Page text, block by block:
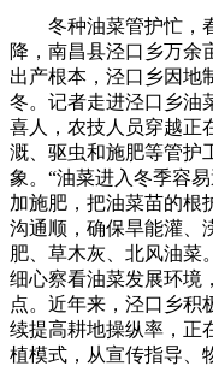
冬种油菜管护忙，春
降，南昌县泾口乡万余
出产根本，泾口乡因地
冬。记者走进泾口乡油
喜人，农技人员穿越正
溉、驱虫和施肥等管护
象。“油菜进入冬季容
加施肥，把油菜苗的根
沟通顺，确保旱能灌、
肥、草木灰、北风油菜
细心察看油菜发展环境
点。近年来，泾口乡积
续提高耕地操纵率，正
植模式，从宣传指导、